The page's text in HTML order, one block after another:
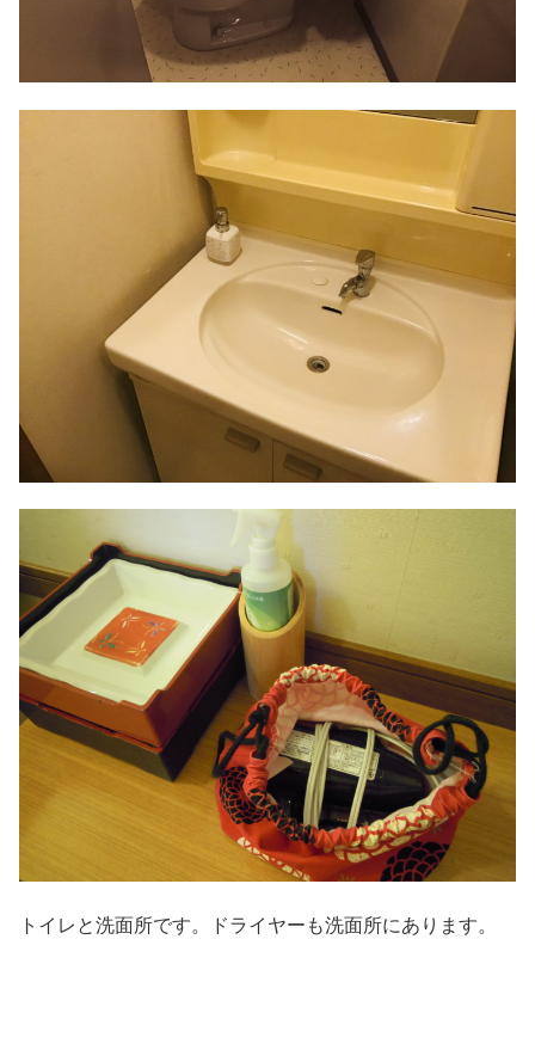
トイレと洗面所です。ドライヤーも洗面所にあります。